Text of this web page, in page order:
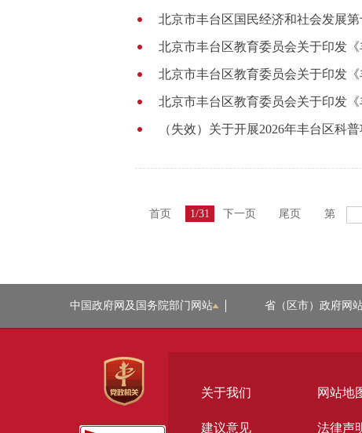
北京市丰台区国民经济和社会发展
北京市丰台区教育委员会关于印发
（失效）关于开展2026年丰台区科
首页 1/31 下一页 尾页 第
中国政府网及国务院部门网站 省（区市）政府网
关于我们 网站地
建议意见 法律声